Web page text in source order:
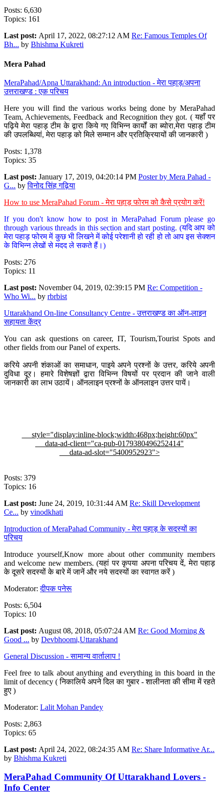
Posts: 6,630
Topics: 161
Last post: April 17, 2022, 08:27:12 AM Re: Famous Temples Of
Bh... by Bhishma Kukreti
Mera Pahad
MeraPahad/Apna Uttarakhand: An introduction - मेरा पहाड़/अपना
उत्तराखण्ड : एक परिचय
Here you will find the various works being done by MeraPahad
Team, Achievements, Feedback and Recognition they got. ( यहाँ पर
पढ़िये मेरा पहाड़ टीम के द्वारा किये गए विभिन्न कार्यों का ब्योरा,मेरा पहाड़ टीम
की उपलब्धियां, मेरा पहाड़ को मिले सम्मान और प्रतिक्रियायों की जानकारी )
Posts: 1,378
Topics: 35
Last post: January 17, 2019, 04:20:14 PM Poster by Mera Pahad -
G... byविनोद सिंह गढ़िया
How to use MeraPahad Forum - मेरा पहाड़ फोरम को कैसे प्रयोग करें!
If you don't know how to post in MeraPahad Forum please go
through various threads in this section and start posting. (यदि आप को
मेरा पहाड़ फोरम में कुछ भी लिखने में कोई परेशानी हो रही हो तो आप इस सेक्शन
के विभिन्न लेखों से मदद ले सकते हैं।)
Posts: 276
Topics: 11
Last post: November 04, 2019, 02:39:15 PM Re: Competition -
Who Wi... by rbrbist
Uttarakhand On-line Consultancy Centre - उत्तराखण्ड का ऑन-लाइन
सहायता केंद्र
You can ask questions on career, IT, Tourism,Tourist Spots and
other fields from our Panel of experts.
करिये अपनी शंकाओं का समाधान, पाइये अपने प्रश्नों के उत्तर, करिये अपनी
दुविधा दूर। हमारे विशेषज्ञों द्वारा विभिन्न विषयों पर प्रदान की जाने वाली
जानकारी का लाभ उठायें। ऑनलाइन प्रश्नों के ऑनलाइन उत्तर पायें।
style="display:inline-block;width:468px;height:60px"
data-ad-client="ca-pub-0179380496252414"
data-ad-slot="5400952923">
Posts: 379
Topics: 16
Last post: June 24, 2019, 10:31:44 AM Re: Skill Development
Ce... by vinodkhati
Introduction of MeraPahad Community - मेरा पहाड़ के सदस्यों का
परिचय
Introduce yourself,Know more about other community members
and welcome new members. (यहां पर कृपया अपना परिचय दें, मेरा पहाड़
के दूसरे सदस्यों के बारे में जानें और नये सदस्यों का स्वागत करें )
Moderator:दीपक पनेरू
Posts: 6,504
Topics: 10
Last post: August 08, 2018, 05:07:24 AM Re: Good Morning &
Good ... by Devbhoomi,Uttarakhand
General Discussion - सामान्य वार्तालाप !
Feel free to talk about anything and everything in this board in the
limit of decency ( निकालिये अपने दिल का गुबार - शालीनता की सीमा में रहते
हुए )
Moderator: Lalit Mohan Pandey
Posts: 2,863
Topics: 65
Last post: April 24, 2022, 08:24:35 AM Re: Share Informative Ar...
by Bhishma Kukreti
MeraPahad Community Of Uttarakhand Lovers -
Info Center